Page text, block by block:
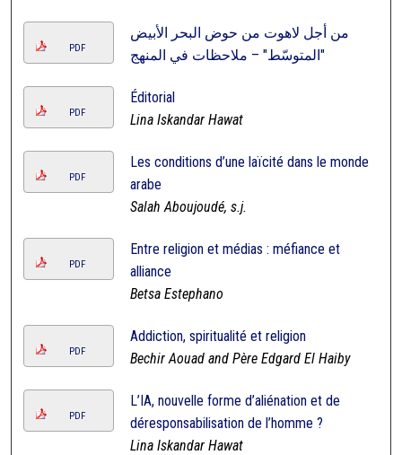
PDF
من أجل لاهوت من حوض البحر الأبيض
المتوسّط" – ملاحظات في المنهج"
PDF
Éditorial
Lina Iskandar Hawat
PDF
Les conditions d’une laïcité dans le monde
arabe
Salah Aboujoudé, s.j.
PDF
Entre religion et médias : méfiance et
alliance
Betsa Estephano
PDF
Addiction, spiritualité et religion
Bechir Aouad and Père Edgard El Haiby
PDF
L’IA, nouvelle forme d’aliénation et de
déresponsabilisation de l’homme ?
Lina Iskandar Hawat